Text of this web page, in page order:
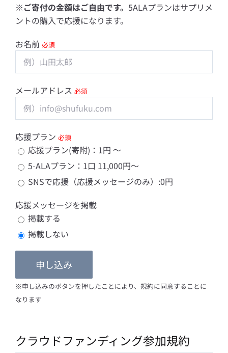
※ご寄付の金額はご自由です。 5ALAプランはサプリメ
ントの購入で応援になります。
お名前 必須
メールアドレス 必須
応援プラン 必須
応援プラン(寄附)：1円 〜
5-ALAプラン：1口 11,000円〜
SNSで応援（応援メッセージのみ）:0円
応援メッセージを掲載
掲載する
掲載しない
※申し込みのボタンを押したことにより、規約に同意することに
なります
クラウドファンディング参加規約